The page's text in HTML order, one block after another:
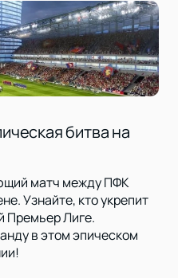
битва на
матч между ПФК
Узнайте, кто укрепит
Премьер Лиге.
в этом эпическом